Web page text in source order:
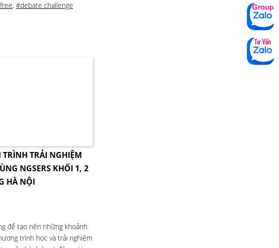
, #debate challenge
TRẢI NGHIỆM
NGSERS KHỐI 1, 2
HÀ NỘI
để tạo nên những khoảnh
trình học và trải nghiệm